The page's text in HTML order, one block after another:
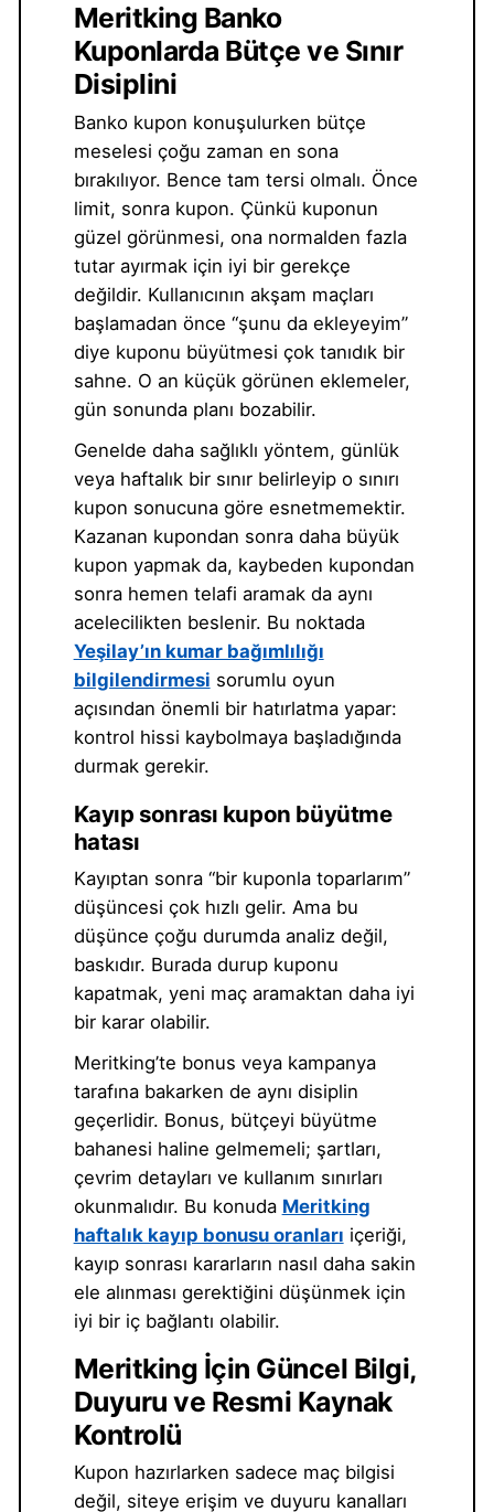
Meritking Banko
Kuponlarda Bütçe ve Sınır
Disiplini
Banko kupon konuşulurken bütçe
meselesi çoğu zaman en sona
bırakılıyor. Bence tam tersi olmalı. Önce
limit, sonra kupon. Çünkü kuponun
güzel görünmesi, ona normalden fazla
tutar ayırmak için iyi bir gerekçe
değildir. Kullanıcının akşam maçları
başlamadan önce “şunu da ekleyeyim”
diye kuponu büyütmesi çok tanıdık bir
sahne. O an küçük görünen eklemeler,
gün sonunda planı bozabilir.
Genelde daha sağlıklı yöntem, günlük
veya haftalık bir sınır belirleyip o sınırı
kupon sonucuna göre esnetmemektir.
Kazanan kupondan sonra daha büyük
kupon yapmak da, kaybeden kupondan
sonra hemen telafi aramak da aynı
acelecilikten beslenir. Bu noktada
Yeşilay’ın kumar bağımlılığı
bilgilendirmesi sorumlu oyun
açısından önemli bir hatırlatma yapar:
kontrol hissi kaybolmaya başladığında
durmak gerekir.
Kayıp sonrası kupon büyütme
hatası
Kayıptan sonra “bir kuponla toparlarım”
düşüncesi çok hızlı gelir. Ama bu
düşünce çoğu durumda analiz değil,
baskıdır. Burada durup kuponu
kapatmak, yeni maç aramaktan daha iyi
bir karar olabilir.
Meritking’te bonus veya kampanya
tarafına bakarken de aynı disiplin
geçerlidir. Bonus, bütçeyi büyütme
bahanesi haline gelmemeli; şartları,
çevrim detayları ve kullanım sınırları
okunmalıdır. Bu konuda Meritking
haftalık kayıp bonusu oranları içeriği,
kayıp sonrası kararların nasıl daha sakin
ele alınması gerektiğini düşünmek için
iyi bir iç bağlantı olabilir.
Meritking İçin Güncel Bilgi,
Duyuru ve Resmi Kaynak
Kontrolü
Kupon hazırlarken sadece maç bilgisi
değil, siteye erişim ve duyuru kanalları